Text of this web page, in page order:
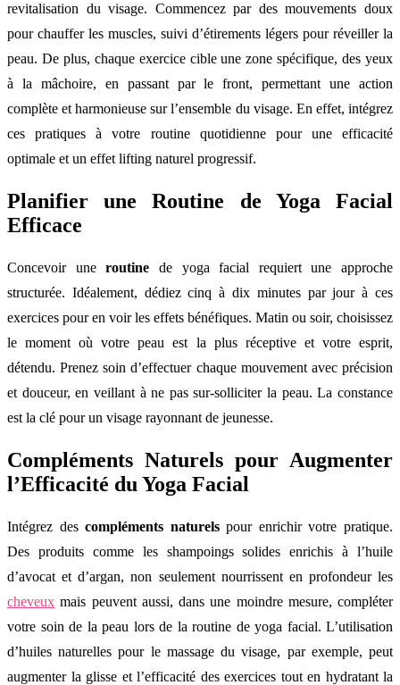
revitalisation du visage. Commencez par des mouvements doux
pour chauffer les muscles, suivi d’étirements légers pour réveiller la
peau. De plus, chaque exercice cible une zone spécifique, des yeux
à la mâchoire, en passant par le front, permettant une action
complète et harmonieuse sur l’ensemble du visage. En effet, intégrez
ces pratiques à votre routine quotidienne pour une efficacité
optimale et un effet lifting naturel progressif.
Planifier une Routine de Yoga Facial
Efficace
Concevoir uneroutine de yoga facial requiert une approche
structurée. Idéalement, dédiez cinq à dix minutes par jour à ces
exercices pour en voir les effets bénéfiques. Matin ou soir, choisissez
le moment où votre peau est la plus réceptive et votre esprit,
détendu. Prenez soin d’effectuer chaque mouvement avec précision
et douceur, en veillant à ne pas sur-solliciter la peau. La constance
est la clé pour un visage rayonnant de jeunesse.
Compléments Naturels pour Augmenter
l’Efficacité du Yoga Facial
Intégrez descompléments naturelspour enrichir votre pratique.
Des produits comme les shampoings solides enrichis à l’huile
d’avocat et d’argan, non seulement nourrissent en profondeur les
cheveux mais peuvent aussi, dans une moindre mesure, compléter
votre soin de la peau lors de la routine de yoga facial. L’utilisation
d’huiles naturelles pour le massage du visage, par exemple, peut
augmenter la glisse et l’efficacité des exercices tout en hydratant la